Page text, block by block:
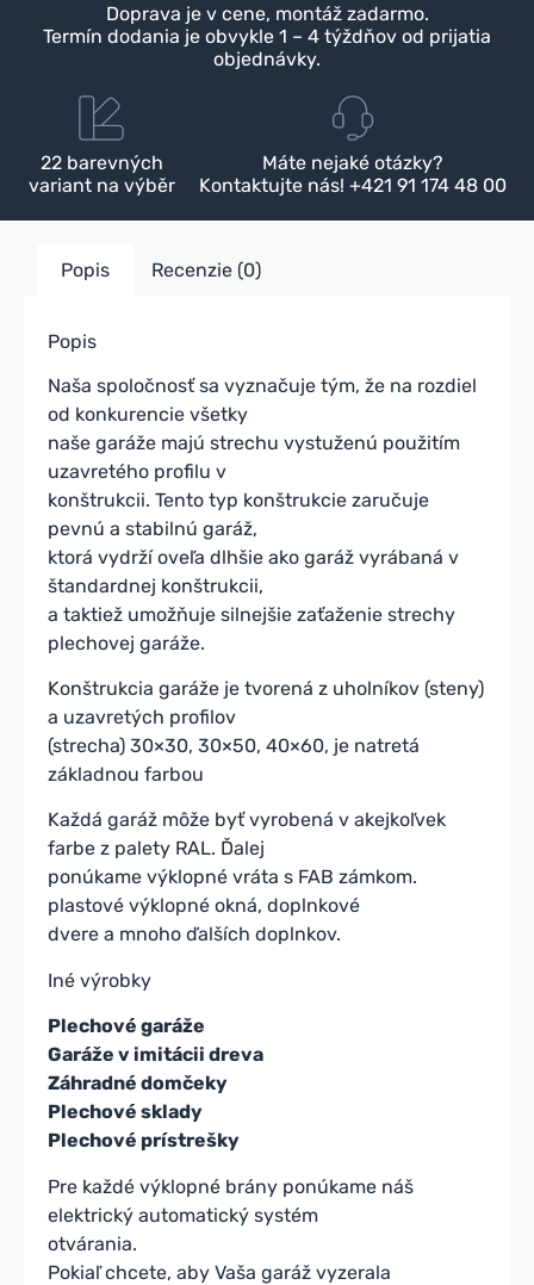
Doprava je v cene, montáž zadarmo.
Termín dodania je obvykle 1 – 4 týždňov od prijatia
objednávky.
22 barevných
variant na výběr
Máte nejaké otázky?
Kontaktujte nás! +421 91 174 48 00
Popis Recenzie (0)
Popis
Naša spoločnosť sa vyznačuje tým, že na rozdiel
od konkurencie všetky
naše garáže majú strechu vystuženú použitím
uzavretého profilu v
konštrukcii. Tento typ konštrukcie zaručuje
pevnú a stabilnú garáž,
ktorá vydrží oveľa dlhšie ako garáž vyrábaná v
štandardnej konštrukcii,
a taktiež umožňuje silnejšie zaťaženie strechy
plechovej garáže.
Konštrukcia garáže je tvorená z uholníkov (steny)
a uzavretých profilov
(strecha) 30×30, 30×50, 40×60, je natretá
základnou farbou
Každá garáž môže byť vyrobená v akejkoľvek
farbe z palety RAL. Ďalej
ponúkame výklopné vráta s FAB zámkom.
plastové výklopné okná, doplnkové
dvere a mnoho ďalších doplnkov.
Iné výrobky
Plechové garáže
Garáže v imitácii dreva
Záhradné domčeky
Plechové sklady
Plechové prístrešky
Pre každé výklopné brány ponúkame náš
elektrický automatický systém
otvárania.
Pokiaľ chcete, aby Vaša garáž vyzerala